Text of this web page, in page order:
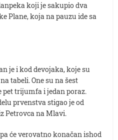
koji je sakupio dva
Plane, koja na pauzu ide sa
je i kod devojaka, koje su
tabeli. One su na šest
pet trijumfa i jedan poraz.
prvenstva stigao je od
Petrovca na Mlavi.
će verovatno konačan ishod